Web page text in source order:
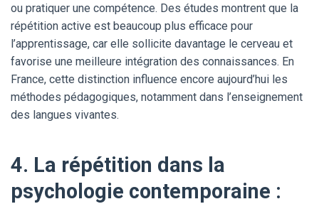
ou pratiquer une compétence. Des études montrent que la
répétition active est beaucoup plus efficace pour
l’apprentissage, car elle sollicite davantage le cerveau et
favorise une meilleure intégration des connaissances. En
France, cette distinction influence encore aujourd’hui les
méthodes pédagogiques, notamment dans l’enseignement
des langues vivantes.
4. La répétition dans la
psychologie contemporaine :